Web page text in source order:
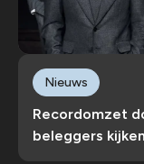
Recordomzet
beleggers
Nieuws